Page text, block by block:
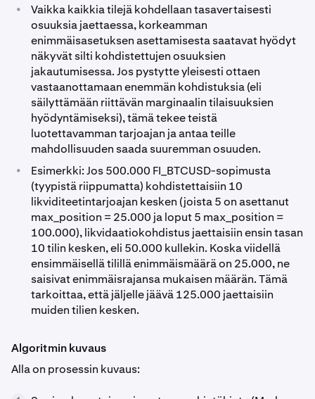
•
Vaikka kaikkia tilejä kohdellaan tasavertaisesti
osuuksia jaettaessa, korkeamman
enimmäisasetuksen asettamisesta saatavat hyödyt
näkyvät silti kohdistettujen osuuksien
jakautumisessa. Jos pystytte yleisesti ottaen
vastaanottamaan enemmän kohdistuksia (eli
säilyttämään riittävän marginaalin tilaisuuksien
hyödyntämiseksi), tämä tekee teistä
luotettavamman tarjoajan ja antaa teille
mahdollisuuden saada suuremman osuuden.
•
Esimerkki: Jos 500.000 FI_BTCUSD-sopimusta
(tyypistä riippumatta) kohdistettaisiin 10
likviditeetintarjoajan kesken (joista 5 on asettanut
max_position = 25.000 ja loput 5 max_position =
100.000), likvidaatiokohdistus jaettaisiin ensin tasan
10 tilin kesken, eli 50.000 kullekin. Koska viidellä
ensimmäisellä tilillä enimmäismäärä on 25.000, ne
saisivat enimmäisrajansa mukaisen määrän. Tämä
tarkoittaa, että jäljelle jäävä 125.000 jaettaisiin
muiden tilien kesken.
Algoritmin kuvaus
Alla on prosessin kuvaus: